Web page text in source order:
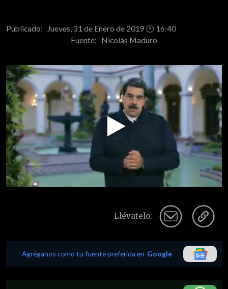
Publicado: Jueves, 31 de Enero de 2019 🕐 16:40
Fuente: Nicolás Maduro
Video
Llévatelo:
Agréganos como tu fuente preferida en Google